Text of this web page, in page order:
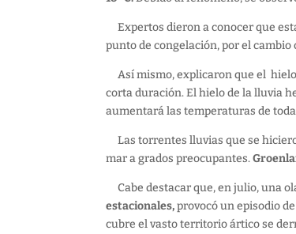
Expertos dieron a conocer que
punto de congelación, por el cambio
Así mismo, explicaron que el hielo
corta duración. El hielo de la lluvia
aumentará las temperaturas de
Las torrentes lluvias que se
mar a grados preocupantes.
Cabe destacar que, en julio, una
estacionales,provocó un episodio
cubre el vasto territorio ártico se